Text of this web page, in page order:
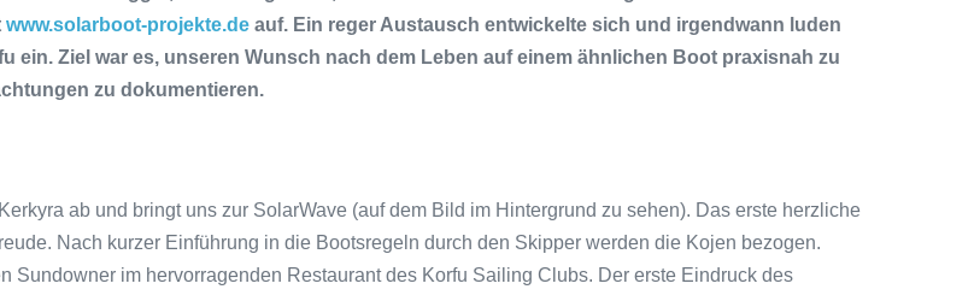
www.solarboot-projekte.de auf. Ein reger Austausch entwickelte sich und irgendwann luden
ein. Ziel war es, unseren Wunsch nach dem Leben auf einem ähnlichen Boot praxisnah zu
zu dokumentieren.
ab und bringt uns zur SolarWave (auf dem Bild im Hintergrund zu sehen). Das erste herzliche
Nach kurzer Einführung in die Bootsregeln durch den Skipper werden die Kojen bezogen.
Sundowner im hervorragenden Restaurant des Korfu Sailing Clubs. Der erste Eindruck des